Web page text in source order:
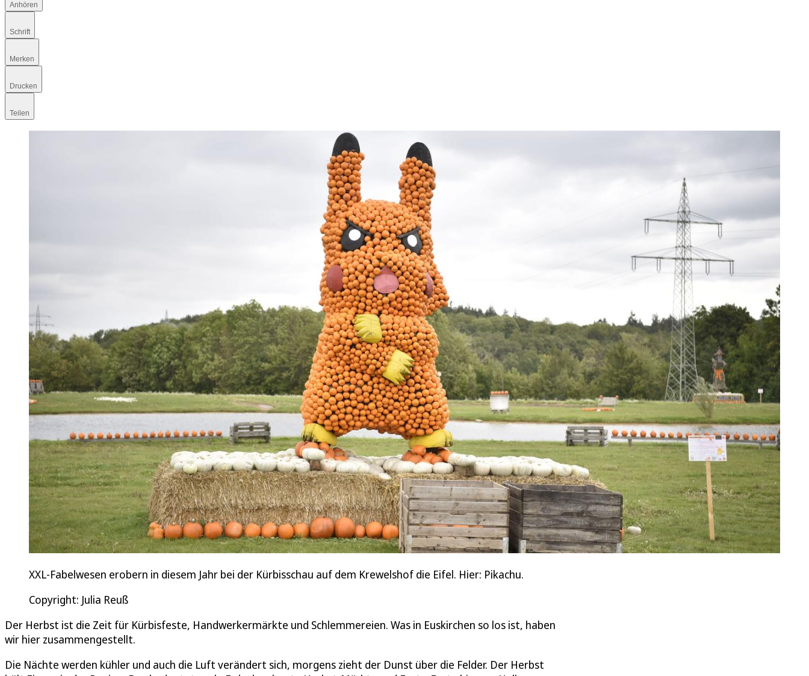
Anhören
Schrift
Merken
Drucken
Teilen
XXL-Fabelwesen erobern in diesem Jahr bei der Kürbisschau auf dem Krewelshof die Eifel. Hier: Pikachu.
Copyright: Julia Reuß
Der Herbst ist die Zeit für Kürbisfeste, Handwerkermärkte und Schlemmereien. Was in Euskirchen so los ist, haben
wir hier zusammengestellt.
Die Nächte werden kühler und auch die Luft verändert sich, morgens zieht der Dunst über die Felder. Der Herbst